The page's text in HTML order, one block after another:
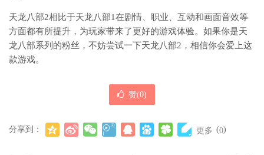
天龙八部2相比于天龙八部1在剧情、职业、互动和画面音效等
方面都有所提升，为玩家带来了更好的游戏体验。如果你是天
龙八部系列的粉丝，不妨尝试一下天龙八部2，相信你会爱上这
款游戏。
赞(0)
分享到： 更多 (0)